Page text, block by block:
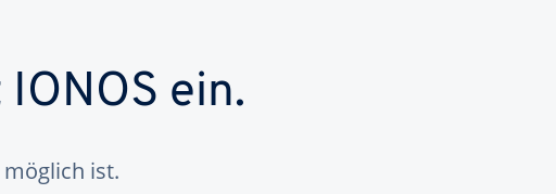
ein.
möglich ist.